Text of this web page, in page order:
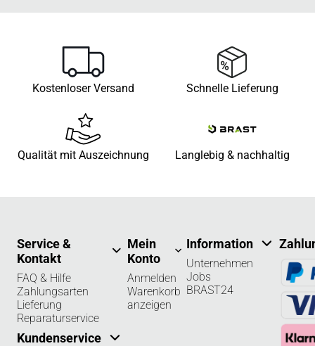
Kostenloser Versand Schnelle Lieferung
Qualität mit Auszeichnung Langlebig & nachhaltig
Service &
Kontakt
FAQ & Hilfe
Zahlungsarten
Lieferung
Reparaturservice
Kundenservice
Mein
Konto
Anmelden
Warenkorb
anzeigen
Information
Unternehmen
Jobs
BRAST24